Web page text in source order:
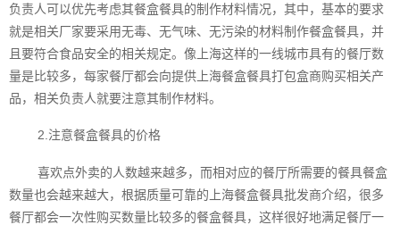
负责人可以优先考虑其餐盒餐具的制作材料情况，其中，基本的要求
就是相关厂家要采用无毒、无气味、无污染的材料制作餐盒餐具，并
且要符合食品安全的相关规定。像上海这样的一线城市具有的餐厅数
量是比较多，每家餐厅都会向提供上海餐盒餐具打包盒商购买相关产
品，相关负责人就要注意其制作材料。
2.注意餐盒餐具的价格
喜欢点外卖的人数越来越多，而相对应的餐厅所需要的餐具餐盒
数量也会越来越大，根据质量可靠的上海餐盒餐具批发商介绍，很多
餐厅都会一次性购买数量比较多的餐盒餐具，这样很好地满足餐厅一